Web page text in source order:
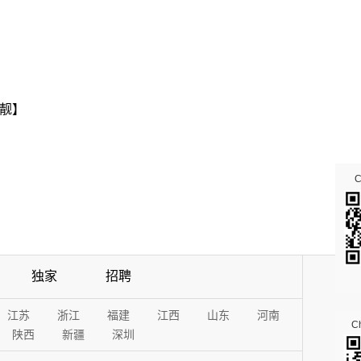
】
独家 招聘
江苏 浙江 福建 江西 山东
河南
陕西 新疆 深圳